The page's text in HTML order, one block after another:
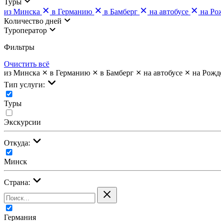
из Минска
в Германию в Бамберг на автобусе
на
Количество дней
Туроператор
Фильтры
Очистить всё
из Минска
в Германию в Бамберг на автобусе
на
Тип услуги:
Туры
Экскурсии
Откуда:
Минск
Страна:
Германия